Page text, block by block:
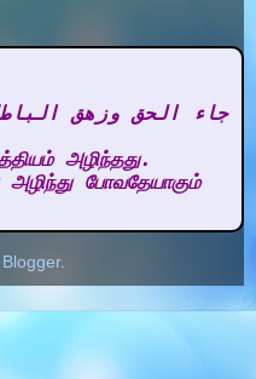
அழிந்தது.
போவதேயாகும்
Blogger.